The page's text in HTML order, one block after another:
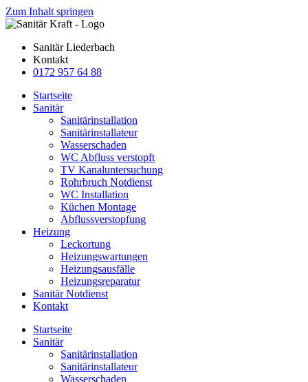
Zum Inhalt springen
Sanitär Liederbach
Kontakt
0172 957 64 88
Startseite
Sanitär
Sanitärinstallation
Sanitärinstallateur
Wasserschaden
WC Abfluss verstopft
TV Kanaluntersuchung
Rohrbruch Notdienst
WC Installation
Küchen Montage
Abflussverstopfung
Heizung
Leckortung
Heizungswartungen
Heizungsausfälle
Heizungsreparatur
Sanitär Notdienst
Kontakt
Startseite
Sanitär
Sanitärinstallation
Sanitärinstallateur
Wasserschaden